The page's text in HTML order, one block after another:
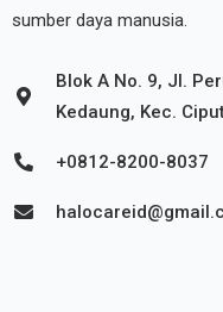
sumber daya manusia.
Blok A No. 9, Jl.
Kedaung, Kec.
+0812-8200-8037